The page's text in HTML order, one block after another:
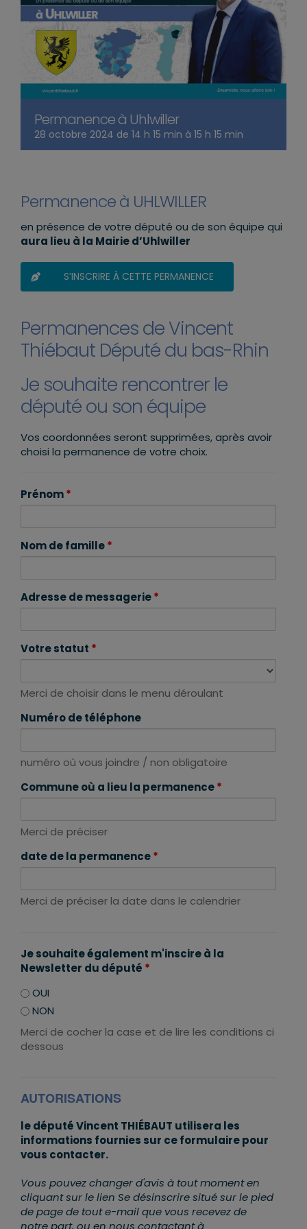
Permanence à Uhlwiller
28 octobre 2024 de 14 h 15 min à 15 h 15 min
Permanence à UHLWILLER
en présence de votre député ou de son équipe qui
aura lieu à la Mairie d’Uhlwiller
S’INSCRIRE À CETTE PERMANENCE
Permanences de Vincent
Thiébaut Député du bas-Rhin
Je souhaite rencontrer le
député ou son équipe
Vos coordonnées seront supprimées, après avoir
choisi la permanence de votre choix.
Prénom*
Nom de famille*
Adresse de messagerie*
Votre statut *
Merci de choisir dans le menu déroulant
Numéro de téléphone
numéro où vous joindre / non obligatoire
Commune où a lieu la permanence*
Merci de préciser
date de la permanence*
Merci de préciser la date dans le calendrier
Je souhaite également m'inscire à la
Newsletter du député *
OUI
NON
Merci de cocher la case et de lire les conditions ci
dessous
AUTORISATIONS
le député Vincent THIÉBAUT utilisera les
informations fournies sur ce formulaire pour
vous contacter.
Vous pouvez changer d'avis à tout moment en
cliquant sur le lien Se désinscrire situé sur le pied
de page de tout e-mail que vous recevez de
notre part, ou en nous contactant à